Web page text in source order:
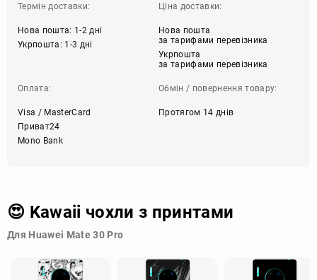
Термін доставки:
Нова пошта: 1-2 дні
Укрпошта: 1-3 дні
Ціна доставки:
Нова пошта
за тарифами перевізника
Укрпошта
за тарифами перевізника
Оплата:
Visa / MasterCard
Приват24
Mono Bank
Обмін / повернення товару:
Протягом 14 днів
😍 Kawaii чохли з принтами
Для Huawei Mate 30 Pro